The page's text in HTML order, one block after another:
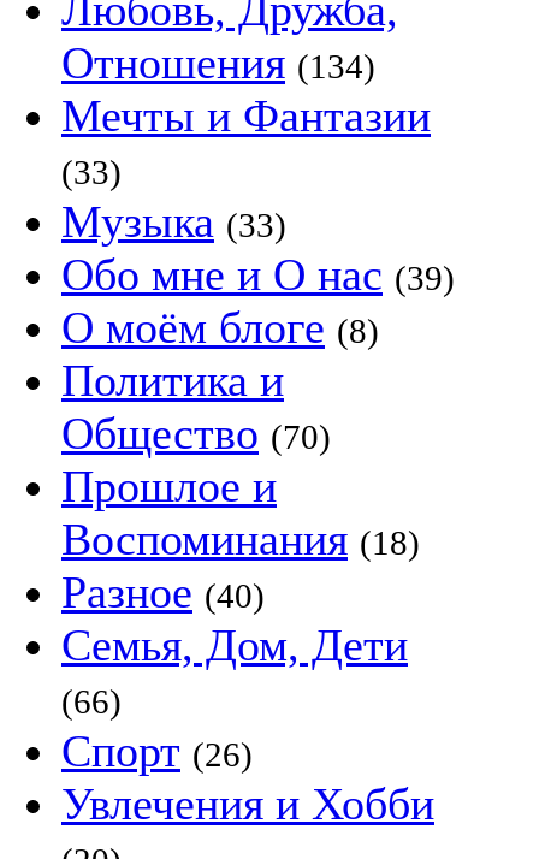
Отношения (134)
Мечты и Фантазии
(33)
Музыка (33)
Обо мне и О нас (39)
О моём блоге (8)
Политика и
Общество (70)
Прошлое и
Воспоминания (18)
Разное (40)
Семья, Дом, Дети
(66)
Спорт (26)
Увлечения и Хобби